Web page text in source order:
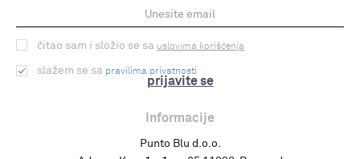
prijavite se
čitao sam i složio se sa uslovima korišćenja
slažem se sa pravilima privatnosti
Informacije
Punto Blu d.o.o.